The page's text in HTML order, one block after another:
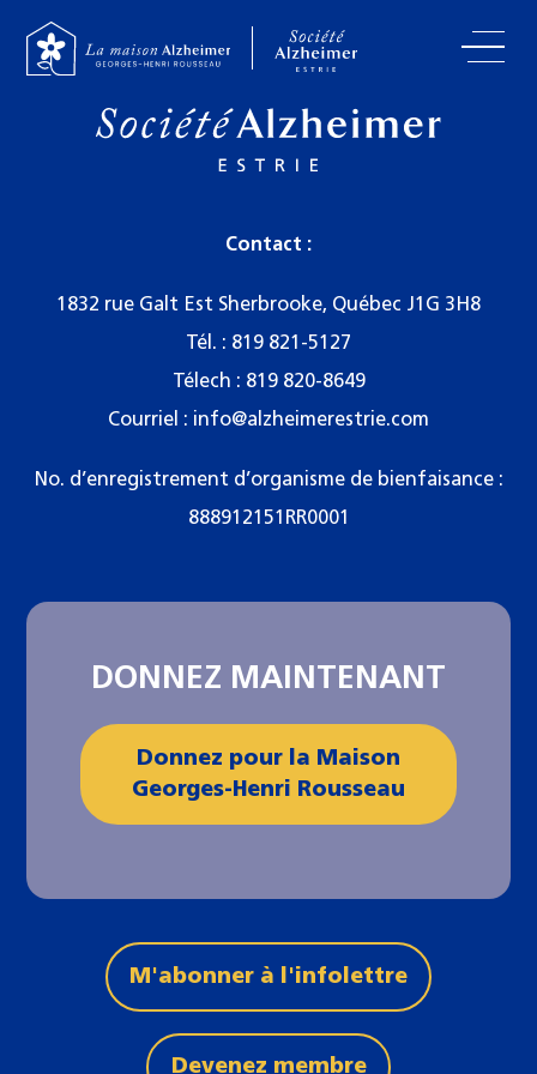
Contact :
1832 rue Galt Est Sherbrooke, Québec J1G 3H8
Tél. : 819 821-5127
Télech : 819 820-8649
Courriel : info@alzheimerestrie.com
No. d’enregistrement d’organisme de bienfaisance :
888912151RR0001
DONNEZ MAINTENANT
Donnez pour la Maison
Georges-Henri Rousseau
M'abonner à l'infolettre
Devenez membre